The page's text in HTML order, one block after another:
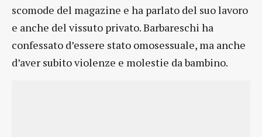
scomode del magazine e ha parlato del suo lavoro
e anche del vissuto privato. Barbareschi ha
confessato d’essere stato omosessuale, ma anche
d’aver subito violenze e molestie da bambino.